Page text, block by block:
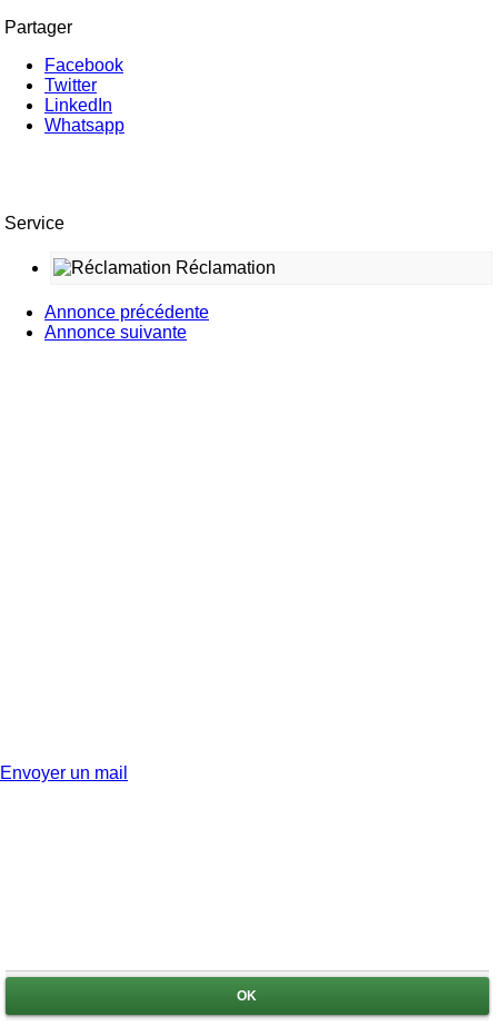
Partager
Facebook
Twitter
LinkedIn
Whatsapp
Service
Réclamation
Annonce précédente
Annonce suivante
Envoyer un mail